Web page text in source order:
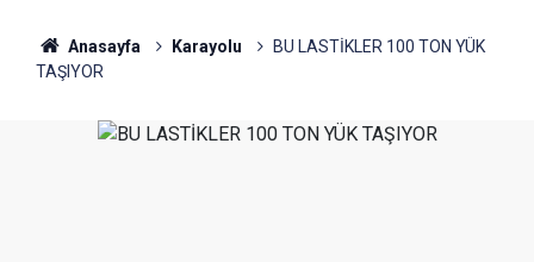
Anasayfa Karayolu
BU LASTİKLER 100 TON YÜK
TAŞIYOR